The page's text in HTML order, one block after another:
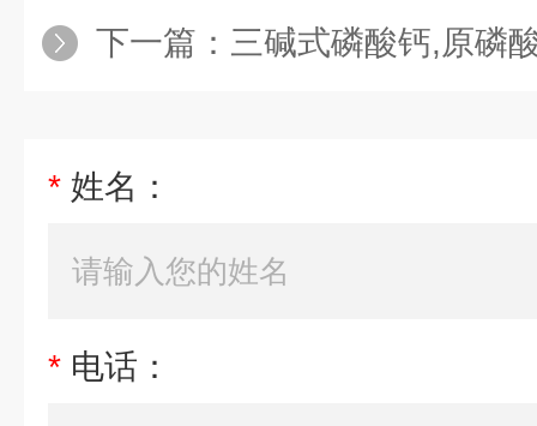
下一篇： 三碱式磷酸钙,原磷
* 姓名：
* 电话：